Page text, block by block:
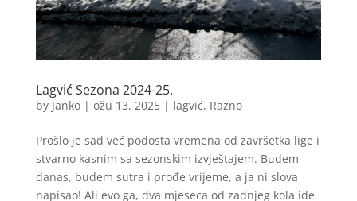
Lagvić Sezona 2024-25.
by Janko| ožu 13, 2025| lagvić, Razno
Prošlo je sad već podosta vremena od završetka lige i
stvarno kasnim sa sezonskim izvještajem. Budem
danas, budem sutra i prođe vrijeme, a ja ni slova
napisao! Ali evo ga, dva mjeseca od zadnjeg kola ide